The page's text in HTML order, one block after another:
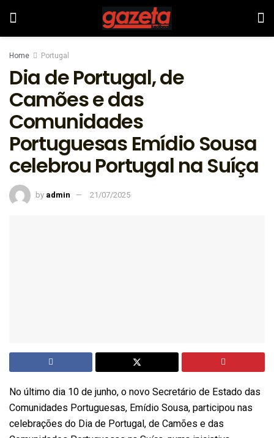
Home Portugal
Dia de Portugal, de
Camões e das
Comunidades
Portuguesas Emídio Sousa
celebrou Portugal na Suíça
by admin 21/07/2025
No último dia 10 de junho, o novo Secretário de Estado das
Comunidades Portuguesas, Emídio Sousa, participou nas
celebrações do Dia de Portugal, de Camões e das